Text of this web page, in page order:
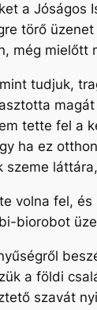
a Jóságos
törő
még mielőtt
tudjuk,
tette fel a
ha ez
szeme
volna fel,
biorobot
a földi
szavát